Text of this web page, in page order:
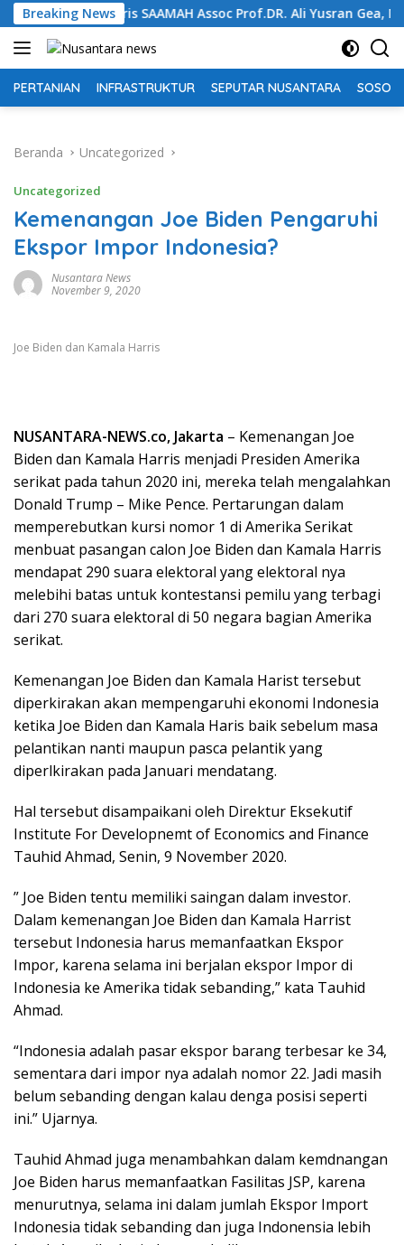
Langsung
ke
konten
Breaking News
Waris SAAMAH Assoc Prof.DR. Ali Yusran Gea,
PERTANIAN INFRASTRUKTUR SEPUTAR NUSANTARA SOSOK
Beranda Uncategorized
Uncategorized
Kemenangan Joe Biden Pengaruhi
Ekspor Impor Indonesia?
Nusantara News
November 9, 2020
Joe Biden dan Kamala Harris
NUSANTARA-NEWS.co, Jakarta – Kemenangan Joe
Biden dan Kamala Harris menjadi Presiden Amerika
serikat pada tahun 2020 ini, mereka telah mengalahkan
Donald Trump – Mike Pence. Pertarungan dalam
memperebutkan kursi nomor 1 di Amerika Serikat
menbuat pasangan calon Joe Biden dan Kamala Harris
mendapat 290 suara elektoral yang elektoral nya
melebihi batas untuk kontestansi pemilu yang terbagi
dari 270 suara elektoral di 50 negara bagian Amerika
serikat.
Kemenangan Joe Biden dan Kamala Harist tersebut
diperkirakan akan mempengaruhi ekonomi Indonesia
ketika Joe Biden dan Kamala Haris baik sebelum masa
pelantikan nanti maupun pasca pelantik yang
diperlkirakan pada Januari mendatang.
Hal tersebut disampaikani oleh Direktur Eksekutif
Institute For Developnemt of Economics and Finance
Tauhid Ahmad, Senin, 9 November 2020.
” Joe Biden tentu memiliki saingan dalam investor.
Dalam kemenangan Joe Biden dan Kamala Harrist
tersebut Indonesia harus memanfaatkan Ekspor
Impor, karena selama ini berjalan ekspor Impor di
Indonesia ke Amerika tidak sebanding,” kata Tauhid
Ahmad.
“Indonesia adalah pasar ekspor barang terbesar ke 34,
sementara dari impor nya adalah nomor 22. Jadi masih
belum sebanding dengan kalau denga posisi seperti
ini.” Ujarnya.
Tauhid Ahmad juga menambahkan dalam kemdnangan
Joe Biden harus memanfaatkan Fasilitas JSP, karena
menurutnya, selama ini dalam jumlah Ekspor Import
Indonesia tidak sebanding dan juga Indonensia lebih